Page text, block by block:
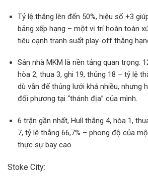
Tỷ lệ thắng lên đến 50%, hiệu số +3
bảng xếp hạng – một vị trí hoàn toàn
tiêu cạnh tranh suất play-off thăng
Sân nhà MKM là nền tảng quan trọng:
hòa 2, thua 3, ghi 19, thủng 18 – tỷ lệ
dù vẫn để thủng lưới khá nhiều, nhưng
đối phương tại “thánh địa” của mình.
6 trận gần nhất, Hull thắng 4, hòa 1,
7, tỷ lệ thắng 66,7% – phong độ của
thực sự bay cao.
Stoke City: